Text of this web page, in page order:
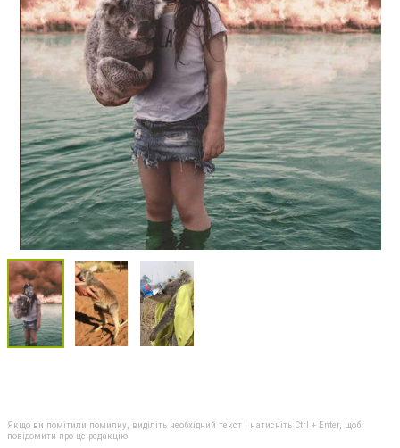
Якщо ви помітили помилку, виділіть необхідний текст і натисніть Ctrl + Enter, щоб
повідомити про це редакцію